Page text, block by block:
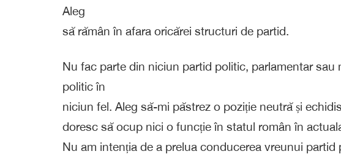
Aleg
să rămân în afara oricărei structuri de partid.
Nu fac parte din niciun partid politic, parlamentar sau
politic în
niciun fel. Aleg să-mi păstrez o poziție neutră și
doresc să ocup nici o funcție în statul român în
Nu am intenția de a prelua conducerea vreunui